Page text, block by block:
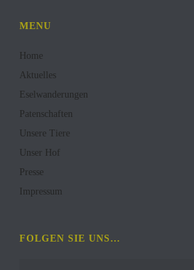
MENU
Home
Aktuelles
Eselwanderungen
Patenschaften
Unsere Tiere
Unser Hof
Presse
Impressum
FOLGEN SIE UNS…